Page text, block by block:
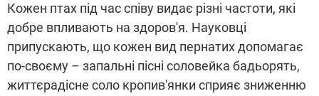
Кожен птах під час співу видає різні частоти, які
добре впливають на здоров'я. Науковці
припускають, що кожен вид пернатих допомагає
по-своєму – запальні пісні соловейка бадьорять,
життєрадісне соло кропив'янки сприяє зниженню